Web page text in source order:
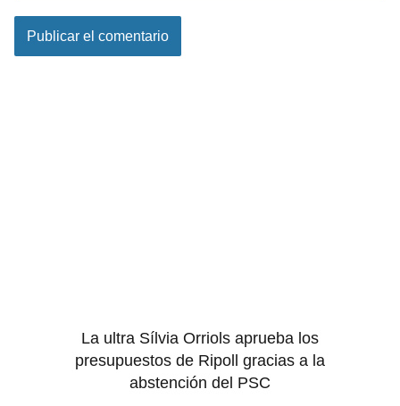
La ultra Sílvia Orriols aprueba los
presupuestos de Ripoll gracias a la
abstención del PSC